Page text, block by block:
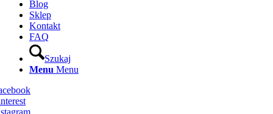
Blog
Sklep
Kontakt
FAQ
Szukaj
Menu Menu